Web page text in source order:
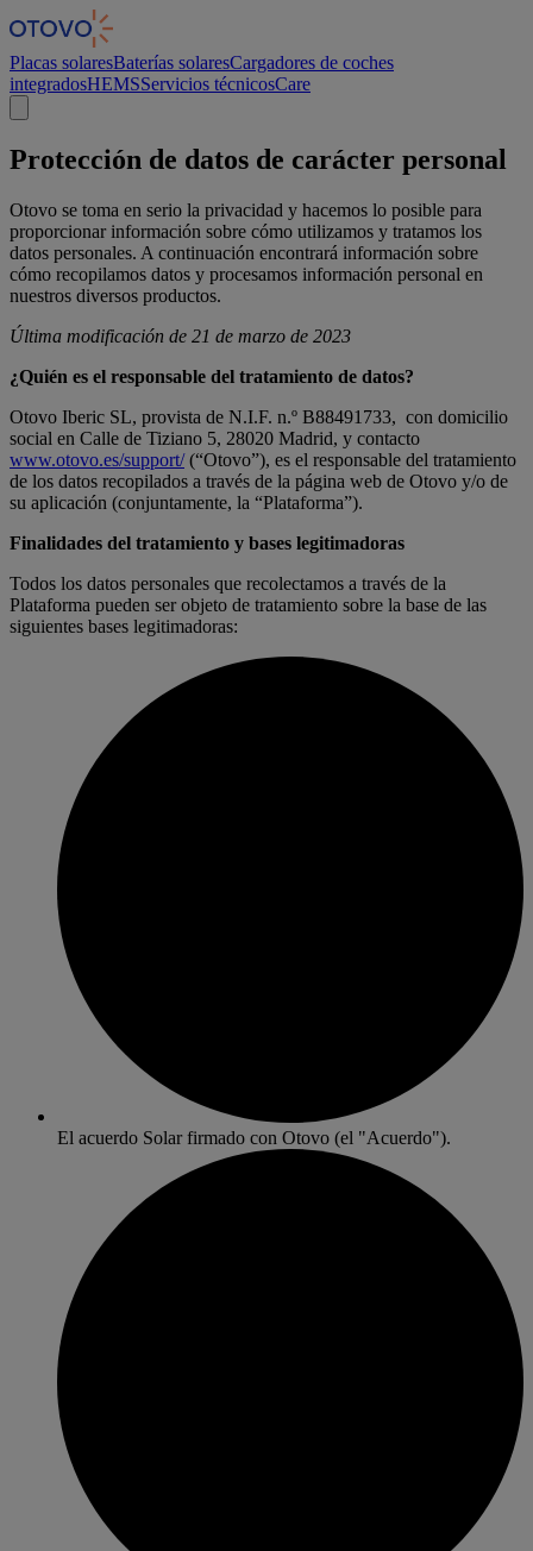
Placas solaresBaterías solaresCargadores de coches
integradosHEMSServicios técnicosCare
Protección de datos de carácter personal
Otovo se toma en serio la privacidad y hacemos lo posible para
proporcionar información sobre cómo utilizamos y tratamos los
datos personales. A continuación encontrará información sobre
cómo recopilamos datos y procesamos información personal en
nuestros diversos productos.
Última modificación de 21 de marzo de 2023
¿Quién es el responsable del tratamiento de datos?
Otovo Iberic SL, provista de N.I.F. n.º B88491733, con domicilio
social en Calle de Tiziano 5, 28020 Madrid, y contacto
www.otovo.es/support/(“Otovo”), es el responsable del tratamiento
de los datos recopilados a través de la página web de Otovo y/o de
su aplicación (conjuntamente, la “Plataforma”).
Finalidades del tratamiento y bases legitimadoras
Todos los datos personales que recolectamos a través de la
Plataforma pueden ser objeto de tratamiento sobre la base de las
siguientes bases legitimadoras:
El acuerdo Solar firmado con Otovo (el "Acuerdo").
Panel de gestión de cookies